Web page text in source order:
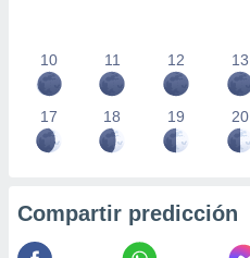
10 11 12 13
17 18 19 20
Compartir predicción